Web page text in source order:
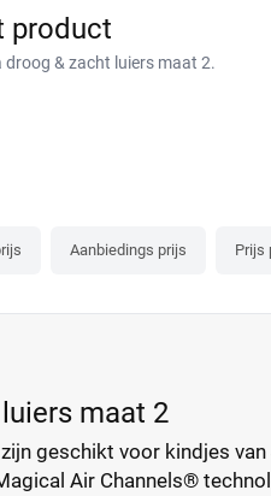
product
& zacht luiers maat 2.
Aanbiedings prijs Prijs
maat 2
geschikt voor kindjes
Air Channels®